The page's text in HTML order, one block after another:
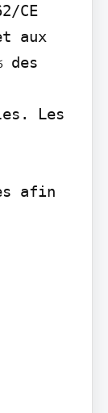
CE
aux
des
Les
afin